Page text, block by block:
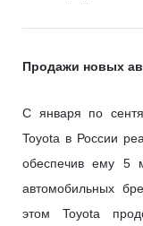
Продажи новых
С января по
Toyota в России
обеспечив ему 5
автомобильных
этом Toyota